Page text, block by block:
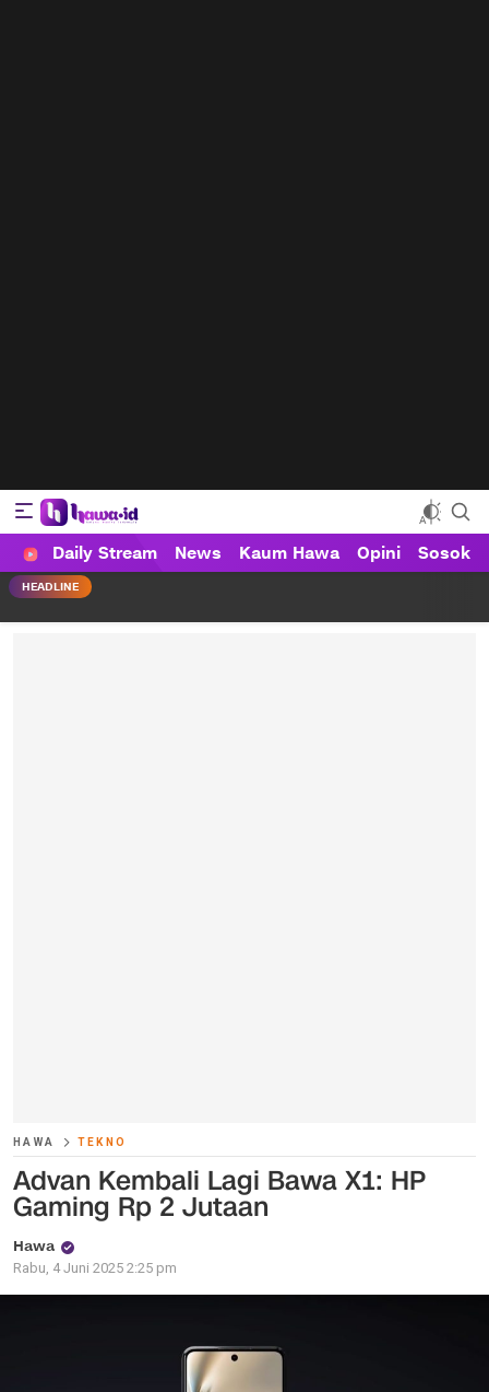
HAWA
Haluan Wanita Indonesia
Daily Stream News Kaum Hawa Opini Sosok
HEADLINE
HAWA TEKNO
Advan Kembali Lagi Bawa X1: HP
Gaming Rp 2 Jutaan
Hawa
Rabu, 4 Juni 2025 2:25 pm